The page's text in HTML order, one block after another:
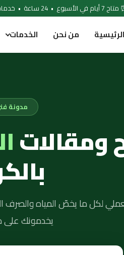
في الأسبوع • 24 ساعة • خدمات طوارئ في كل مناطق الكويت
الرئيسية من نحن الخدمات
مدونة
ومقالات
لكل ما يخصّ المياه
يخدمونك على مدار